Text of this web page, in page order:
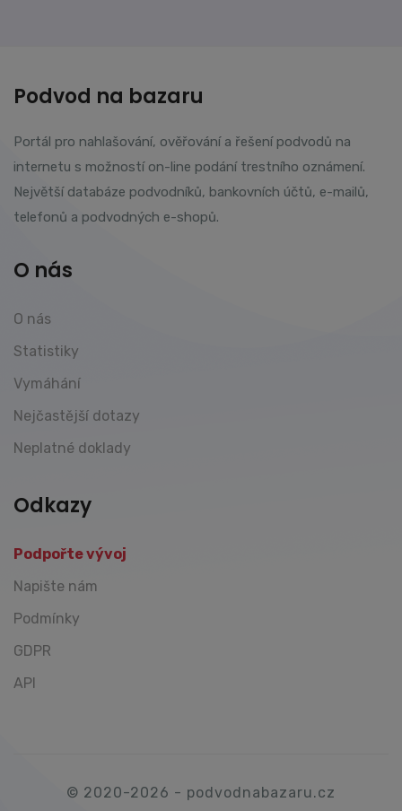
Podvod na bazaru
Portál pro nahlašování, ověřování a řešení podvodů na
internetu s možností on-line podání trestního oznámení.
Největší databáze podvodníků, bankovních účtů, e-mailů,
telefonů a podvodných e-shopů.
O nás
O nás
Statistiky
Vymáhání
Nejčastější dotazy
Neplatné doklady
Odkazy
Podpořte vývoj
Napište nám
Podmínky
GDPR
API
© 2020-2026 - podvodnabazaru.cz